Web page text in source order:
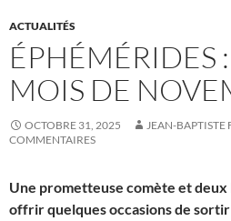
ACTUALITÉS
ÉPHÉMÉRIDES
MOIS DE
OCTOBRE 31, 2025 JEAN-BAPTISTE
COMMENTAIRES
Une prometteuse comète et
offrir quelques occasions de